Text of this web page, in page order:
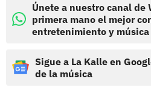
Únete a nuestro canal
primera mano el mejor
entretenimiento y música
Sigue a La Kalle en
de la música